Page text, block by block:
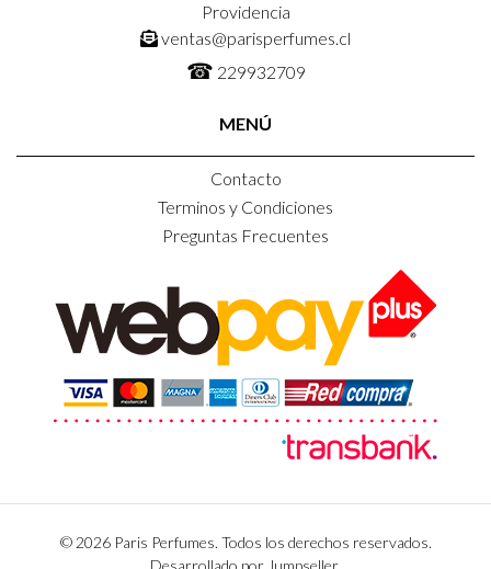
Providencia
ventas@parisperfumes.cl
☎ 229932709
MENÚ
Contacto
Terminos y Condiciones
Preguntas Frecuentes
© 2026 Paris Perfumes. Todos los derechos reservados.
Desarrollado por Jumpseller.